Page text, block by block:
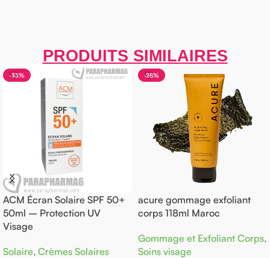
PRODUITS SIMILAIRES
-33%
ACM Écran Solaire SPF 50+
50ml – Protection UV
Visage
Solaire, Crèmes Solaires
-28%
acure gommage exfoliant
corps 118ml Maroc
Gommage et Exfoliant Corps,
Soins visage